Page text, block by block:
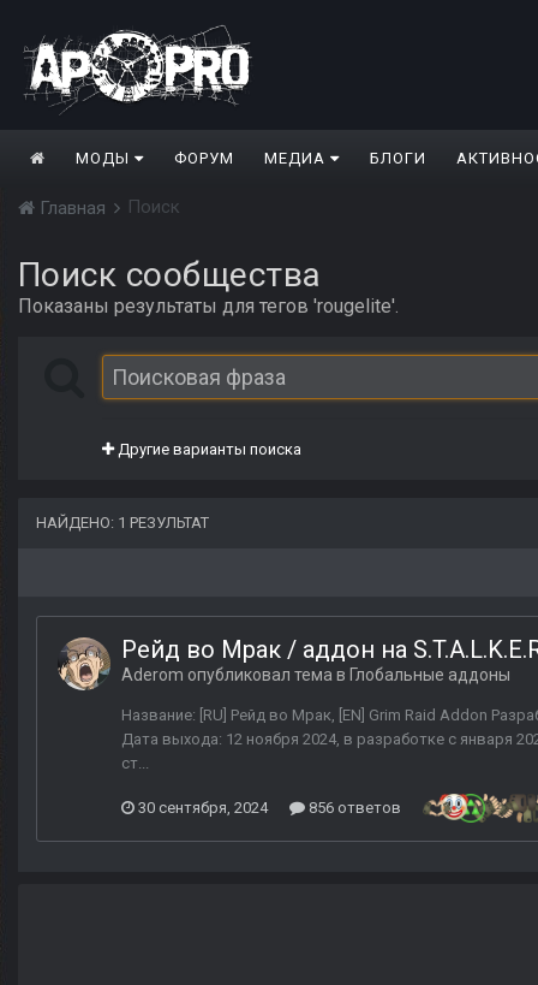
МОДЫ ФОРУМ МЕДИА БЛОГИ
Главная Поиск
Поиск сообщества
Показаны результаты для тегов 'rougelite'.
Другие варианты поиска
НАЙДЕНО: 1 РЕЗУЛЬТАТ
Рейд во Мрак / аддон на
Aderom опубликовал тема в Глобальные аддоны
Название: [RU] Рейд во Мрак, [EN] Grim Raid Addon
Дата выхода: 12 ноября 2024, в разработке с января
ст...
30 сентября, 2024 856 ответов